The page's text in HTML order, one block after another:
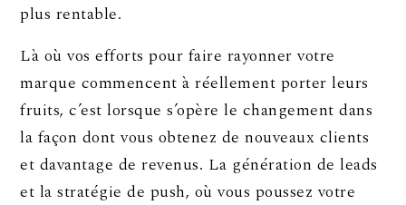
plus rentable.
Là où vos efforts pour faire rayonner votre
marque commencent à réellement porter leurs
fruits, c’est lorsque s’opère le changement dans
la façon dont vous obtenez de nouveaux clients
et davantage de revenus. La génération de leads
et la stratégie de push, où vous poussez votre